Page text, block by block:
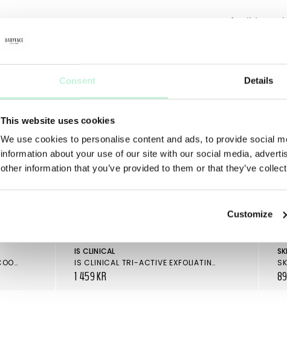
Consent Details
This website uses cookies
We use cookies to personalise content and ads, to provide social
information about your use of our site with our social media,
other information that you’ve provided to them or that they’ve
Customize
Ansiktsmask
DERMALOGICA SOUND SLEEP COCOON
IS CLINICAL
IS CLINICAL TRI-ACTIVE EXFOLIATING MASQUE
1 459 KR